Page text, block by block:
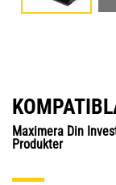
Maximera Din
Produkter